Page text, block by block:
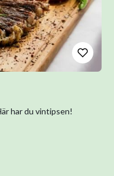
har du vintipsen!